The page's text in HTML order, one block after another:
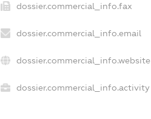
dossier.commercial_info.fax
dossier.commercial_info.email
dossier.commercial_info.website
dossier.commercial_info.activity